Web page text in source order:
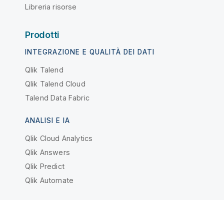
Libreria risorse
Prodotti
INTEGRAZIONE E QUALITÀ DEI DATI
Qlik Talend
Qlik Talend Cloud
Talend Data Fabric
ANALISI E IA
Qlik Cloud Analytics
Qlik Answers
Qlik Predict
Qlik Automate